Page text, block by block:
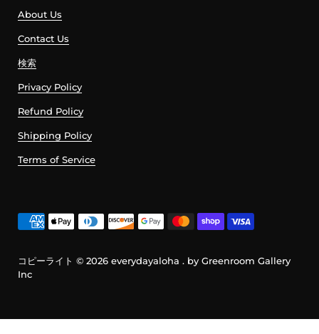
About Us
Contact Us
検索
Privacy Policy
Refund Policy
Shipping Policy
Terms of Service
コピーライト © 2026 everydayaloha . by Greenroom Gallery
Inc